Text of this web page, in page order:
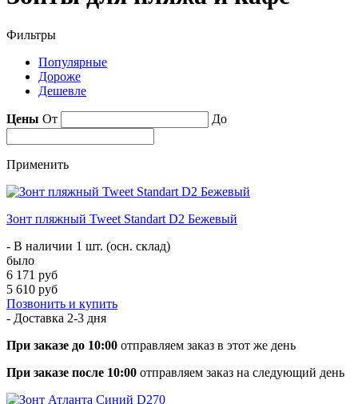
Фильтры
Популярные
Дороже
Дешевле
Цены От До
Применить
Зонт пляжный Tweet Standart D2 Бежевый
- В наличии 1 шт. (осн. склад)
было
6 171 руб
5 610 руб
Позвонить и купить
- Доставка 2-3 дня
При заказе до 10:00 отправляем заказ в этот же день
При заказе после 10:00 отправляем заказ на следующий день